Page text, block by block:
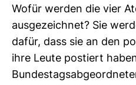
Wofür werden die vier
aus­ge­zeichnet? Sie
dafür, dass sie an den
ihre Leute pos­tiert